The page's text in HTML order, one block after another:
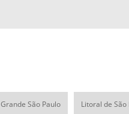
Grande São Paulo Litoral de São